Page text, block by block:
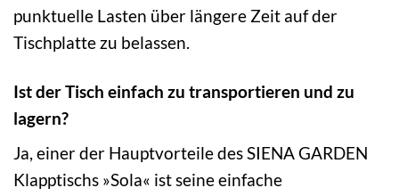
punktuelle Lasten über längere Zeit auf der
Tischplatte zu belassen.
Ist der Tisch einfach zu transportieren und zu
lagern?
Ja, einer der Hauptvorteile des SIENA GARDEN
Klapptischs »Sola« ist seine einfache